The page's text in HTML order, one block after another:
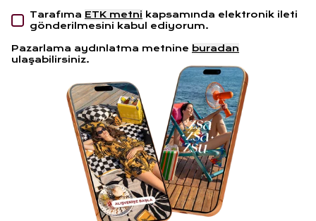
Tarafıma ETK metni kapsamında elektronik ileti
gönderilmesini kabul ediyorum.
Pazarlama aydınlatma metnine buradan
ulaşabilirsiniz.